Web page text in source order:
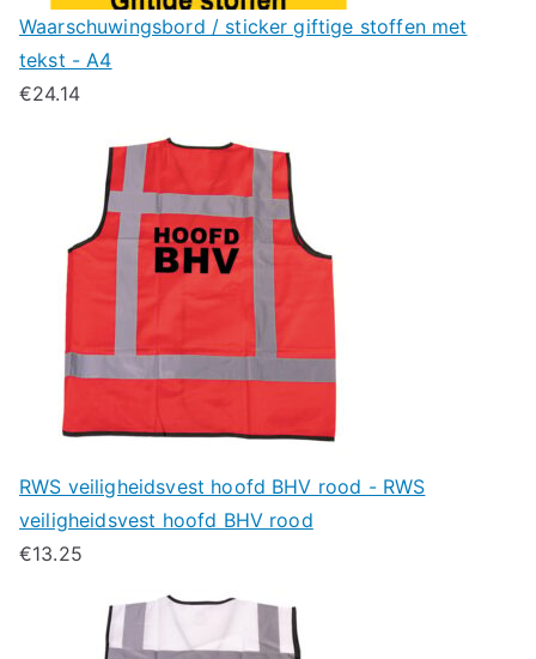
Waarschuwingsbord / sticker giftige stoffen met
tekst - A4
€24.14
RWS veiligheidsvest hoofd BHV rood - RWS
veiligheidsvest hoofd BHV rood
€13.25